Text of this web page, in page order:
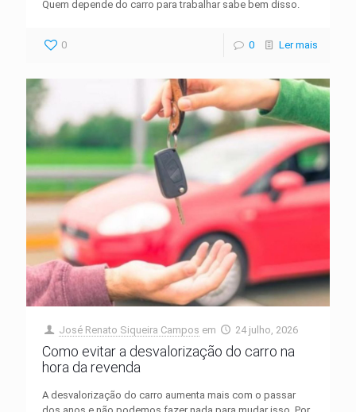
Quem depende do carro para trabalhar sabe bem disso.
0 0 Ler mais
José Renato Siqueira Campos em 24 julho, 2026
Como evitar a desvalorização do carro na
hora da revenda
A desvalorização do carro aumenta mais com o passar
dos anos e não podemos fazer nada para mudar isso. Por